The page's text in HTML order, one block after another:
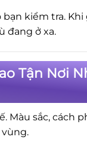
kiểm tra.
đang ở xa.
Tận Nơi
sắc, cách